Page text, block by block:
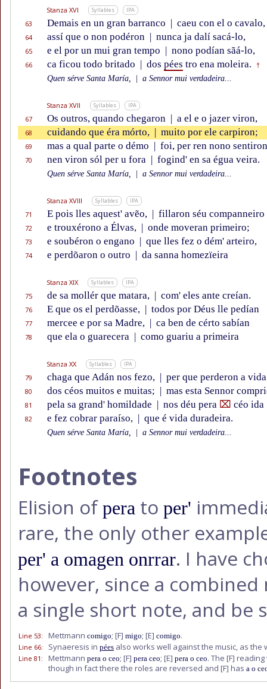
Stanza XVI Syllables IPA
63 Demais en un gran barranco | caeu con el o cavalo,
64 assí que o non podéron | nunca ja dalí sacá-lo,
65 e el por un mui gran tempo | nono podían sãá-lo,
66 ca ficou todo britado | dos pées tro ena moleira. †
Quen sérve Santa María, a Sennor mui verdadeira...
Stanza XVII Syllables IPA
67 Os outros, quando chegaron | a el e o jazer viron,
68 cuidando que éra mórto, | muito por ele carpiron;
69 mas a qual parte o démo | foi, per ren nono
70 nen viron sól per u fora | fogind' en sa égua veira.
Quen sérve Santa María, a Sennor mui verdadeira...
Stanza XVIII Syllables IPA
71 E pois lles aquest' avẽo, | fillaron séu companneiro
72 e trouxérono a Élvas, | onde moveran primeiro;
73 e soubéron o engano | que lles fez o dém' arteiro,
74 e perdõaron o outro | da sanna homezïeira
Stanza XIX Syllables IPA
75 de sa mollér que matara, | com' eles ante creían.
76 E que os el perdõasse, | todos por Déus lle pedían
77 mercee e por sa Madre, | ca ben de cérto sabían
78 que ela o guarecera | como guariu a primeira
Stanza XX Syllables IPA
79 chaga que Adán nos fezo, | per que perderon a vida
80 dos céos muitos e muitas; | mas esta Sennor
81 pela sa grand' homildade | nos déu pera ⌧ céo ida
82 e fez cobrar paraíso, | que é vida duradeira.
Quen sérve Santa María, a Sennor mui verdadeira...
Footnotes
Elision of pera to per'
rare, the only other
per' a omagen onrrar. I have
however, since a
a single short note, and be
Line 53: Mettmann comigo; [F] migo; [E] comigo.
Line 66: Synaeresis in pées also works well against the music, as
Line 81 : Mettmann pera o ceo; [F] pera ceo; [E] pera o ceo. The [F] reading
though in fact there the roles are reversed and [F] has a o